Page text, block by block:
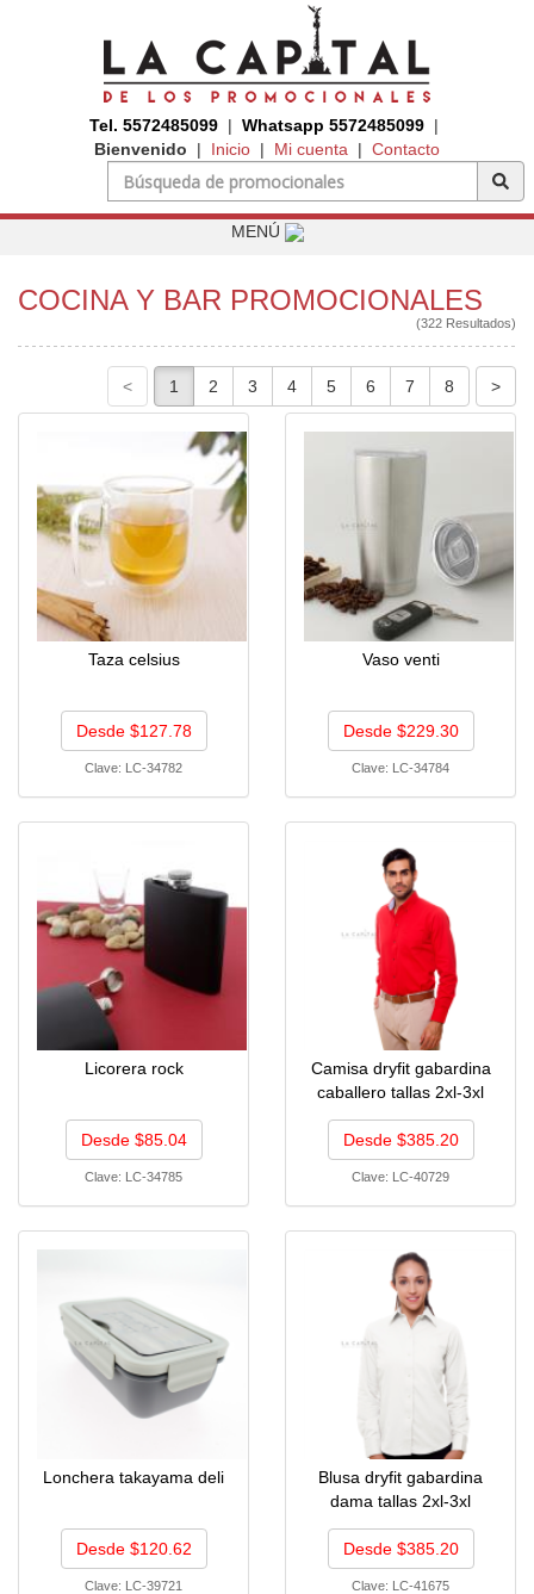
Tel. 5572485099 |Whatsapp 5572485099 |
Bienvenido | Inicio| Mi cuenta | Contacto
MENÚ
COCINA Y BAR PROMOCIONALES
(322 Resultados)
Taza celsius
Desde $127.78
Clave: LC-34782
Vaso venti
Desde $229.30
Clave: LC-34784
Licorera rock
Desde $85.04
Clave: LC-34785
Camisa dryfit gabardina
caballero tallas 2xl-3xl
Desde $385.20
Clave: LC-40729
Lonchera takayama deli
Desde $120.62
Clave: LC-39721
Blusa dryfit gabardina
dama tallas 2xl-3xl
Desde $385.20
Clave: LC-41675